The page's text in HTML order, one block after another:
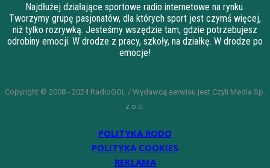
Najdłużej działające sportowe radio internetowe na rynku.
Tworzymy grupę pasjonatów, dla których sport jest czymś więcej,
niż tylko rozrywką. Jesteśmy wszędzie tam, gdzie potrzebujesz
odrobiny emocji. W drodze z pracy, szkoły, na działkę. W drodze po
emocje!
Copyright © 2008 - 2024 RadioGOL / Wydawcą serwisu jest Czyli Media Sp.
z o.o.
POLITYKA RODO
POLITYKA COOKIES
REKLAMA